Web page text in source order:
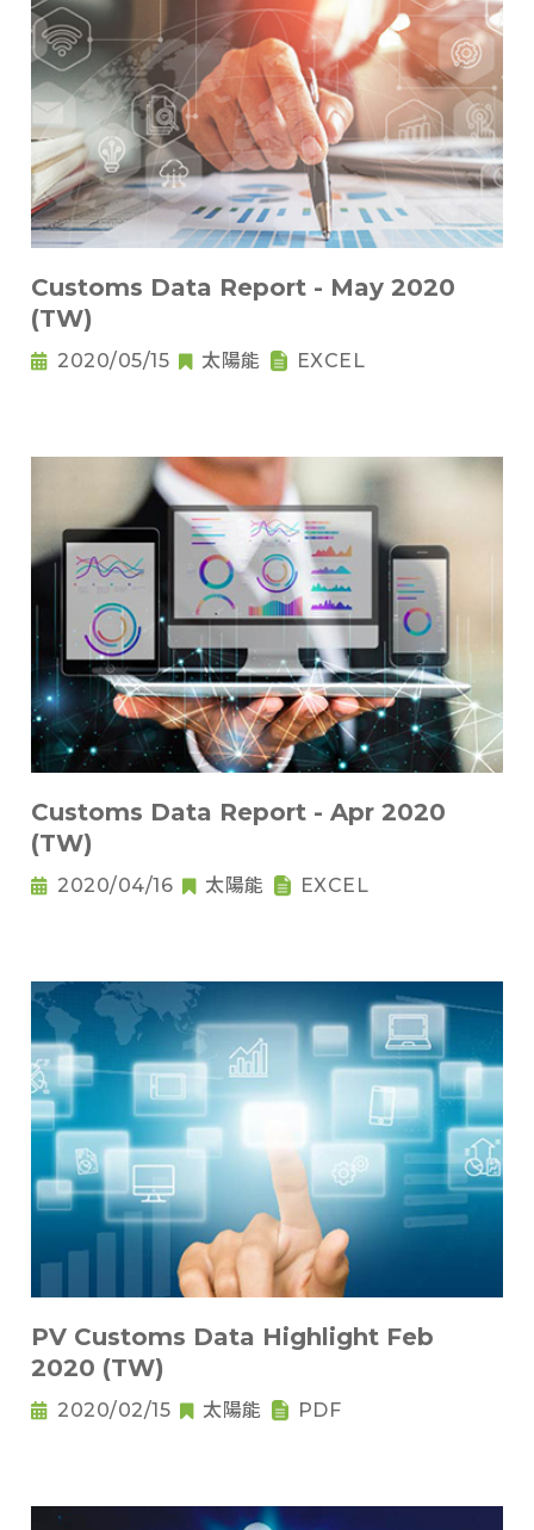
Customs Data Report - May 2020
(TW)
2020/05/15 太陽能 EXCEL
Customs Data Report - Apr 2020
(TW)
2020/04/16 太陽能 EXCEL
PV Customs Data Highlight Feb
2020 (TW)
2020/02/15 太陽能 PDF